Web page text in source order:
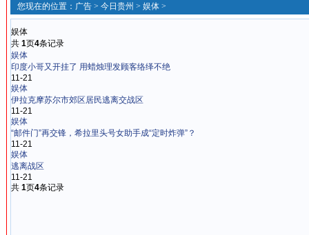
您现在的位置： 广告 > 今日贵州 > 娱体 >
娱体
共 1页4条记录
娱体
印度小哥又开挂了 用蜡烛理发顾客络绎不绝
11-21
娱体
伊拉克摩苏尔市郊区居民逃离交战区
11-21
娱体
“邮件门”再交锋，希拉里头号女助手成“定时炸弹”？
11-21
娱体
逃离战区
11-21
共 1页4条记录